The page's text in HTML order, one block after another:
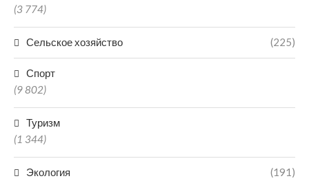
(3 774)
Сельское хозяйство (225)
Спорт
(9 802)
Туризм
(1 344)
Экология (191)